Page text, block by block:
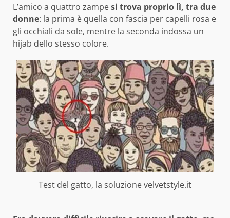
L’amico a quattro zampesi trova proprio lì, tra due
donne: la prima è quella con fascia per capelli rosa e
gli occhiali da sole, mentre la seconda indossa un
hijab dello stesso colore.
Test del gatto, la soluzione velvetstyle.it